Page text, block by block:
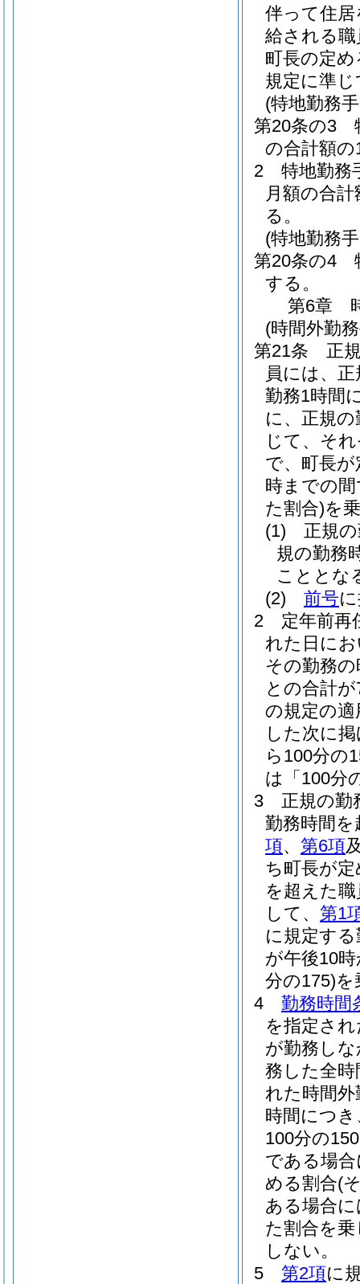
伴って住
給される
町長の定
規定に準
(特地勤務
第20条の3
の合計額
2
特地勤務
月額の合
る。
(特地勤務
第20条の4
する。
第6章
(時間外勤
第21条
正
員には、
勤務1時間
に、正規
じて、そ
で、町長
時までの
た割合)を
(1)
正規
規の勤務
こととな
(2)
前号
2
定年前再
れた日に
その勤務
との合計
の規定の
した次に
ら100分の
は「100分
3
正規の勤
勤務時間
項、 第6項
ち町長が
を超えた
して、 第1
に規定す
が午後10
分の175)を
4
勤務時間
を指定さ
が勤務し
務した全
れた時間
時間につき
100分の150
である場
める割合(
ある場合
た割合を
しない。
5
第2項に